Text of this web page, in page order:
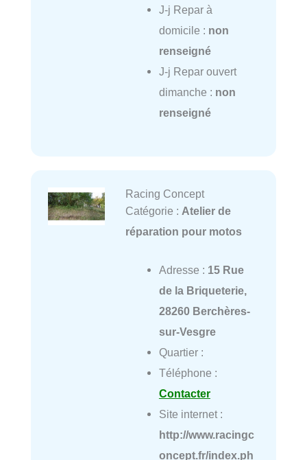
J-j Repar à
domicile : non
renseigné
J-j Repar ouvert
dimanche : non
renseigné
Racing Concept
Catégorie : Atelier de
réparation pour motos
Adresse : 15 Rue
de la Briqueterie,
28260 Berchères-
sur-Vesgre
Quartier :
Téléphone :
Contacter
Site internet :
http://www.racingc
oncept.fr/index.ph